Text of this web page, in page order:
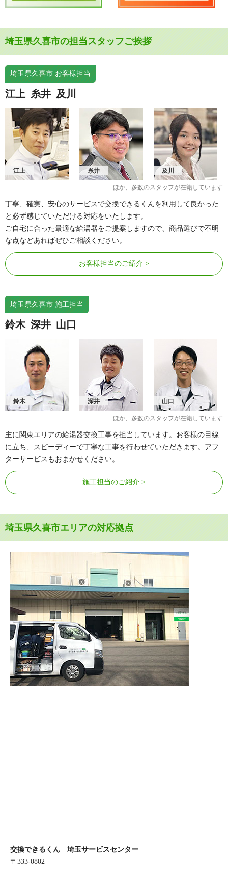
埼玉県久喜市の担当スタッフご挨拶
埼玉県久喜市 お客様担当
江上 糸井 及川
江上 糸井 及川
ほか、多数のスタッフが在籍しています
丁寧、確実、安心のサービスで交換できるくんを利用して良かった
と必ず感じていただける対応をいたします。
ご自宅に合った最適な給湯器をご提案しますので、商品選びで不明
な点などあればぜひご相談ください。
お客様担当のご紹介
埼玉県久喜市 施工担当
鈴木 深井 山口
鈴木 深井 山口
ほか、多数のスタッフが在籍しています
主に関東エリアの給湯器交換工事を担当しています。お客様の目線
に立ち、スピーディーで丁寧な工事を行わせていただきます。アフ
ターサービスもおまかせください。
施工担当のご紹介
埼玉県久喜市エリアの対応拠点
交換できるくん 埼玉サービスセンター
〒333-0802